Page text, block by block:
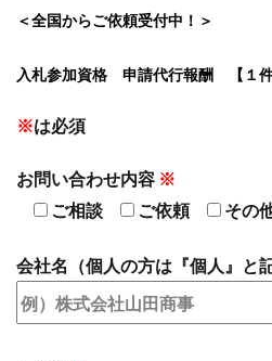
＜全国からご依頼受付中！＞
入札参加資格 申請代行報酬 【１件
※は必須
お問い合わせ内容 ※
ご相談
ご依頼 その
会社名 （個人の方は『個人』と